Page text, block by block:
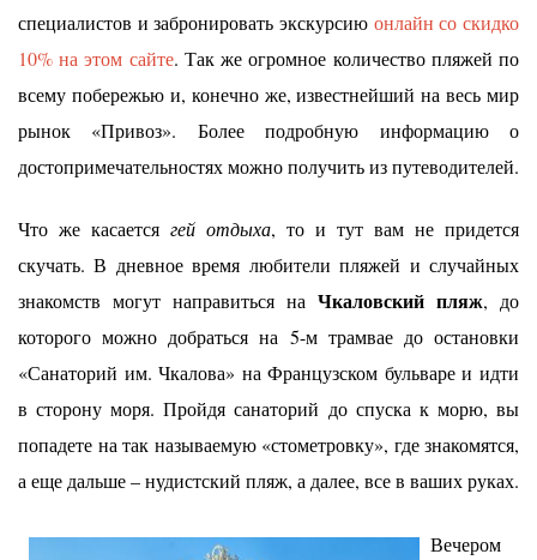
специалистов и забронировать экскурсию онлайн со скидко
10% на этом сайте. Так же огромное количество пляжей по
всему побережью и, конечно же, известнейший на весь мир
рынок «Привоз». Более подробную информацию о
достопримечательностях можно получить из путеводителей.
Что же касается гей отдыха, то и тут вам не придется
скучать. В дневное время любители пляжей и случайных
знакомств могут направиться на Чкаловский пляж, до
которого можно добраться на 5-м трамвае до остановки
«Санаторий им. Чкалова» на Французском бульваре и идти
в сторону моря. Пройдя санаторий до спуска к морю, вы
попадете на так называемую «стометровку», где знакомятся,
а еще дальше – нудистский пляж, а далее, все в ваших руках.
Вечером